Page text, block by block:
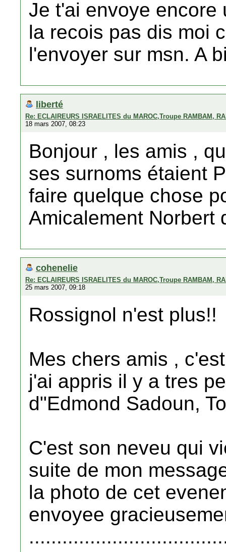
Je t'ai envoye encore
la recois pas dis moi
l'envoyer sur msn. A
liberté
Re: ECLAIREURS ISRAELITES du MAROC,Troupe RAMBAM,
18 mars 2007, 08:23
Bonjour , les amis ,
ses surnoms étaient
faire quelque chose
Amicalement Norbert
cohenelie
Re: ECLAIREURS ISRAELITES du MAROC,Troupe RAMBAM,
25 mars 2007, 09:18
Rossignol n'est plus!!
Mes chers amis ,
j'ai appris il y a tres
d"Edmond Sadoun,
C'est son neveu qui
suite de mon
la photo de cet
envoyee